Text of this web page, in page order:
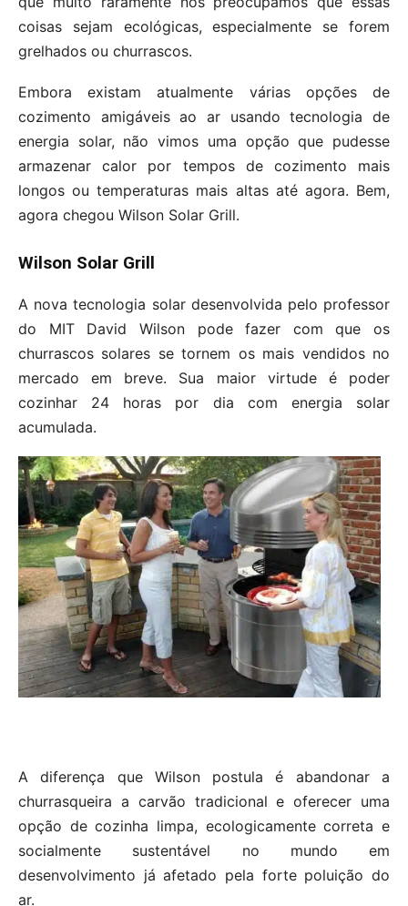
coisas sejam ecológicas, especialmente se forem
grelhados ou churrascos.
Embora existam atualmente várias opções de
cozimento amigáveis ​​ao ar usando tecnologia de
energia solar, não vimos uma opção que pudesse
armazenar calor por tempos de cozimento mais
longos ou temperaturas mais altas até agora. Bem,
agora chegou Wilson Solar Grill.
Wilson Solar Grill
A nova tecnologia solar desenvolvida pelo professor
do MIT David Wilson pode fazer com que os
churrascos solares se tornem os mais vendidos no
mercado em breve. Sua maior virtude é poder
cozinhar 24 horas por dia com energia solar
acumulada.
A diferença que Wilson postula é abandonar a
churrasqueira a carvão tradicional e oferecer uma
opção de cozinha limpa, ecologicamente correta e
socialmente sustentável no mundo em
desenvolvimento já afetado pela forte poluição do
ar.